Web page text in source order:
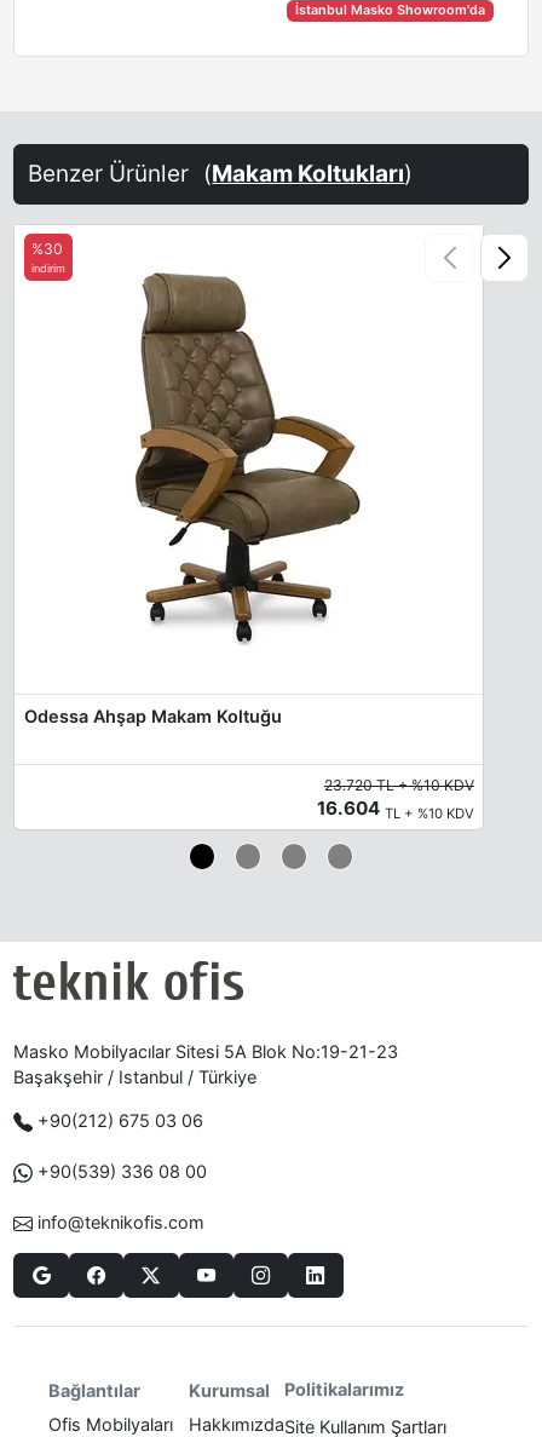
İstanbul Masko Showroom'da
Benzer Ürünler (Makam Koltukları)
Odessa Ahşap Makam Koltuğu
%30
indirim
23.720 TL + %10 KDV
16.604 TL + %10 KDV
Masko Mobilyacılar Sitesi 5A Blok No:19-21-23
Başakşehir / Istanbul / Türkiye
+90(212) 675 03 06
+90(539) 336 08 00
info@teknikofis.com
Bağlantılar
Ofis Mobilyaları
Kurumsal
Hakkımızda
Politikalarımız
Site Kullanım Şartları